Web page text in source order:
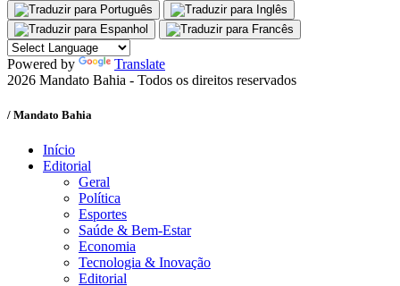
Powered by
Translate
2026 Mandato Bahia - Todos os direitos reservados
/ Mandato Bahia
Início
Editorial
Geral
Política
Esportes
Saúde & Bem-Estar
Economia
Tecnologia & Inovação
Editorial